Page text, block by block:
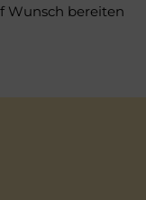
Wunsch bereiten